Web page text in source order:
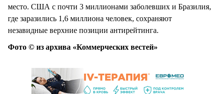
место. США с почти 3 миллионами заболевших и Бразилия,
где заразились 1,6 миллиона человек, сохраняют
незавидные верхние позиции антирейтинга.
Фото © из архива «Коммерческих вестей»